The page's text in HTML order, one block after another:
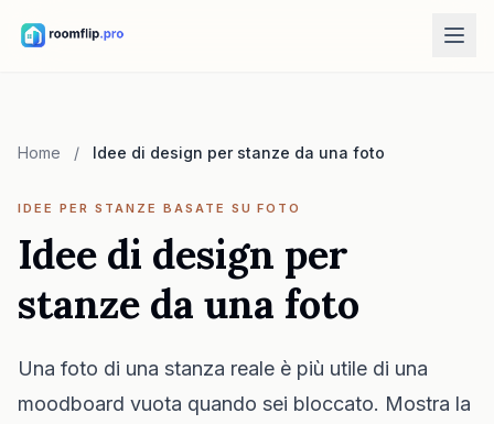
Carica una stanza e genera una direzione di stile.
Riorganizza mobili
Prova mobili nella stanza
Guarda come sta un divano, una sedia o un tavolo prima di
comprare.
Strumenti gratuiti
Calcolatore area stanza
Home / Idee di design per stanze da una foto
IDEE PER STANZE BASATE SU FOTO
Idee di design per
stanze da una foto
Una foto di una stanza reale è più utile di una
moodboard vuota quando sei bloccato. Mostra la